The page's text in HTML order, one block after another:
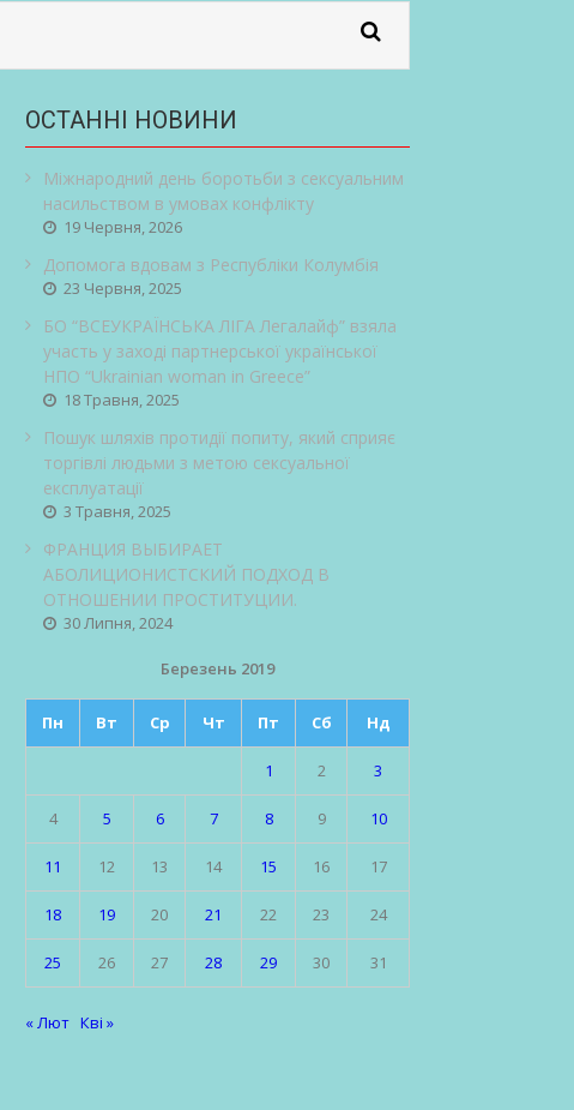
ОСТАННІ НОВИНИ
Міжнародний день боротьби з сексуальним
насильством в умовах конфлікту
19 Червня, 2026
Допомога вдовам з Республіки Колумбія
23 Червня, 2025
БО “ВСЕУКРАЇНСЬКА ЛІГА Легалайф” взяла
участь у заході партнерської української
НПО “Ukrainian woman in Greece”
18 Травня, 2025
Пошук шляхів протидії попиту, який сприяє
торгівлі людьми з метою сексуальної
експлуатації
3 Травня, 2025
ФРАНЦИЯ ВЫБИРАЕТ
АБОЛИЦИОНИСТСКИЙ ПОДХОД В
ОТНОШЕНИИ ПРОСТИТУЦИИ.
30 Липня, 2024
Березень 2019
Пн Вт Ср Чт Пт Сб Нд
1 2 3
4 5 6 7 8 9 10
11 12 13 14 15 16 17
18 19 20 21 22 23 24
25 26 27 28 29 30 31
« Лют Кві »